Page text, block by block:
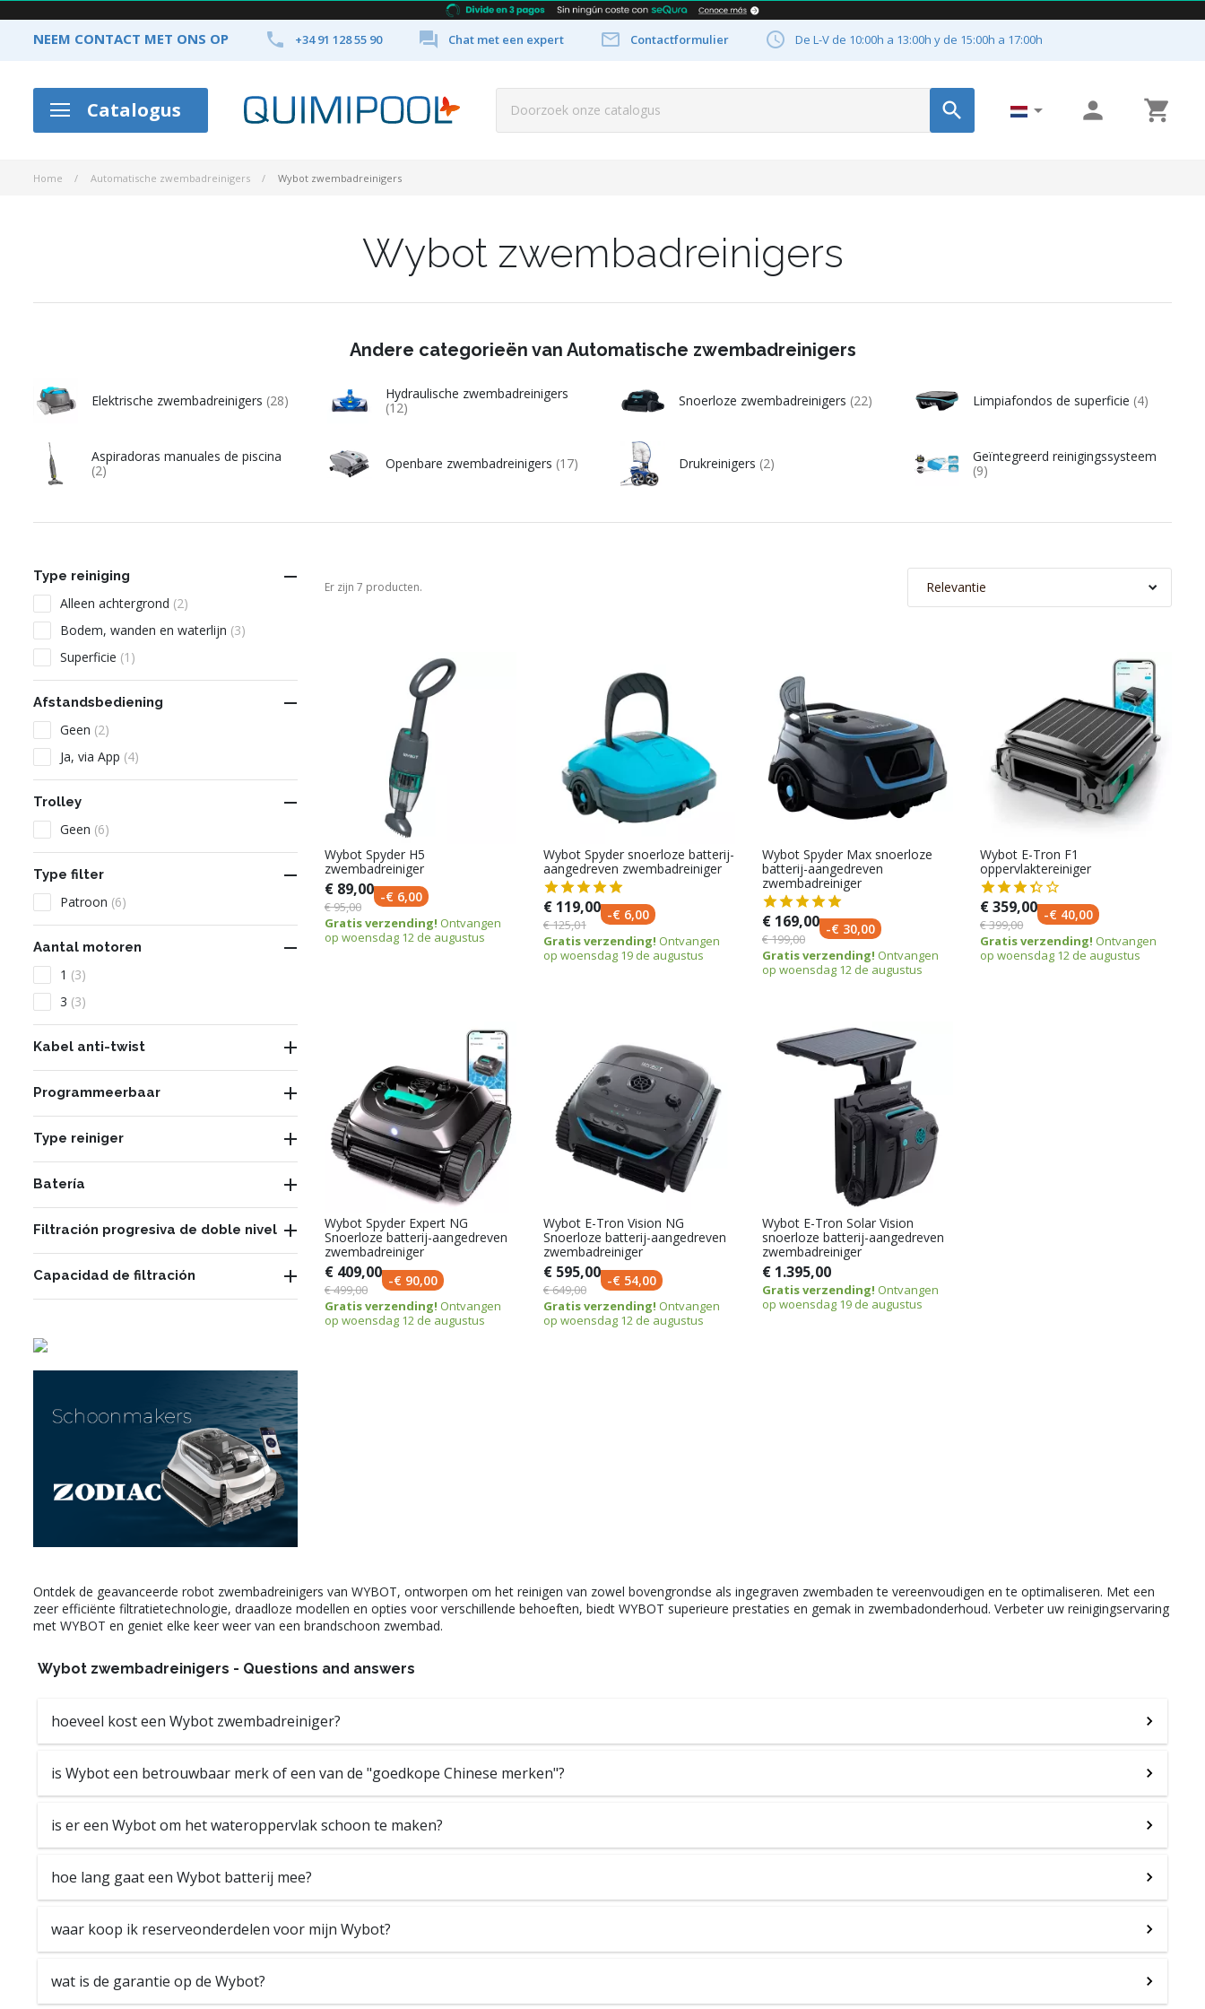
NEEM CONTACT MET ONS OP  +34 91 128 55 90  Chat met een expert  Contactformulier  De L-V de 10:00h a 13:00h y de 15:00h a 17:00h
Catalogus    
Home Automatische zwembadreinigers Wybot zwembadreinigers
Wybot zwembadreinigers
Andere categorieën van Automatische zwembadreinigers
Elektrische zwembadreinigers (28)
Hydraulische zwembadreinigers
(12)
Snoerloze zwembadreinigers (22) Limpiafondos de superficie (4)
Aspiradoras manuales de piscina
(2)
Openbare zwembadreinigers (17) Drukreinigers (2)
Geïntegreerd reinigingssysteem
(9)
Type reiniging 
Alleen achtergrond (2)
Bodem, wanden en waterlijn (3)
Superficie (1)
Afstandsbediening 
Geen (2)
Ja, via App (4)
Trolley 
Geen (6)
Type filter 
Patroon (6)
Aantal motoren 
1 (3)
3 (3)
Kabel anti-twist 
Programmeerbaar 
Type reiniger 
Batería 
Filtración progresiva de doble nivel 
Capacidad de filtración 
Er zijn 7 producten. Relevantie
Wybot Spyder H5
zwembadreiniger
€ 89,00
€ 95,00
-€ 6,00
Gratis verzending! Ontvangen
op woensdag 12 de augustus
Wybot Spyder snoerloze batterij-
aangedreven zwembadreiniger
€ 119,00
€ 125,01
-€ 6,00
Gratis verzending! Ontvangen
op woensdag 19 de augustus
Wybot Spyder Max snoerloze
batterij-aangedreven
zwembadreiniger
€ 169,00
€ 199,00
-€ 30,00
Gratis verzending! Ontvangen
op woensdag 12 de augustus
Wybot E-Tron F1
oppervlaktereiniger
€ 359,00
€ 399,00
-€ 40,00
Gratis verzending! Ontvangen
op woensdag 12 de augustus
Wybot Spyder Expert NG
Snoerloze batterij-aangedreven
zwembadreiniger
€ 409,00
€ 499,00
-€ 90,00
Gratis verzending! Ontvangen
op woensdag 12 de augustus
Wybot E-Tron Vision NG
Snoerloze batterij-aangedreven
zwembadreiniger
€ 595,00
€ 649,00
-€ 54,00
Gratis verzending! Ontvangen
op woensdag 12 de augustus
Wybot E-Tron Solar Vision
snoerloze batterij-aangedreven
zwembadreiniger
€ 1.395,00
Gratis verzending! Ontvangen
op woensdag 19 de augustus
Ontdek de geavanceerde robot zwembadreinigers van WYBOT, ontworpen om het reinigen van zowel bovengrondse als ingegraven zwembaden te vereenvoudigen en te optimaliseren. Met een
zeer efficiënte filtratietechnologie, draadloze modellen en opties voor verschillende behoeften, biedt WYBOT superieure prestaties en gemak in zwembadonderhoud. Verbeter uw reinigingservaring
met WYBOT en geniet elke keer weer van een brandschoon zwembad.
Wybot zwembadreinigers - Questions and answers
hoeveel kost een Wybot zwembadreiniger?
is Wybot een betrouwbaar merk of een van de "goedkope Chinese merken"?
is er een Wybot om het wateroppervlak schoon te maken?
hoe lang gaat een Wybot batterij mee?
waar koop ik reserveonderdelen voor mijn Wybot?
wat is de garantie op de Wybot?